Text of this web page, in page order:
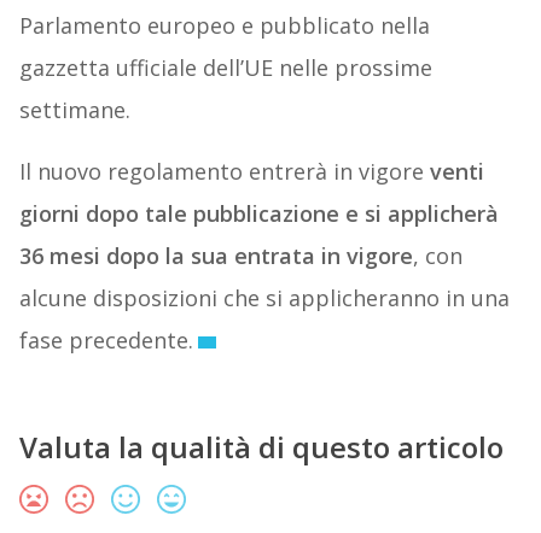
Parlamento europeo e pubblicato nella
gazzetta ufficiale dell’UE nelle prossime
settimane.
Il nuovo regolamento entrerà in vigore venti
giorni dopo tale pubblicazione e si applicherà
36 mesi dopo la sua entrata in vigore, con
alcune disposizioni che si applicheranno in una
fase precedente.
Valuta la qualità di questo articolo